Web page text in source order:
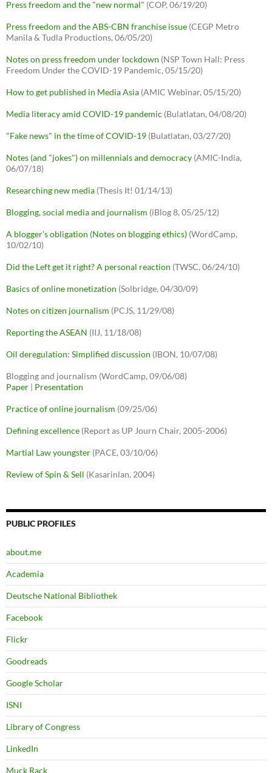
Press freedom and the "new normal" (COP, 06/19/20)
Press freedom and the ABS-CBN franchise issue (CEGP Metro
Manila & Tudla Productions, 06/05/20)
Notes on press freedom under lockdown (NSP Town Hall: Press
Freedom Under the COVID-19 Pandemic, 05/15/20)
How to get published in Media Asia (AMIC Webinar, 05/15/20)
Media literacy amid COVID-19 pandemic (Bulatlatan, 04/08/20)
"Fake news" in the time of COVID-19 (Bulatlatan, 03/27/20)
Notes (and "jokes") on millennials and democracy (AMIC-India,
06/07/18)
Researching new media (Thesis It! 01/14/13)
Blogging, social media and journalism (iBlog 8, 05/25/12)
A blogger's obligation (Notes on blogging ethics) (WordCamp,
10/02/10)
Did the Left get it right? A personal reaction (TWSC, 06/24/10)
Basics of online monetization (Solbridge, 04/30/09)
Notes on citizen journalism (PCJS, 11/29/08)
Reporting the ASEAN (IIJ, 11/18/08)
Oil deregulation: Simplified discussion (IBON, 10/07/08)
Blogging and journalism (WordCamp, 09/06/08)
Paper | Presentation
Practice of online journalism (09/25/06)
Defining excellence (Report as UP Journ Chair, 2005-2006)
Martial Law youngster (PACE, 03/10/06)
Review of Spin & Sell (Kasarinlan, 2004)
PUBLIC PROFILES
about.me
Academia
Deutsche National Bibliothek
Facebook
Flickr
Goodreads
Google Scholar
ISNI
Library of Congress
LinkedIn
Muck Rack